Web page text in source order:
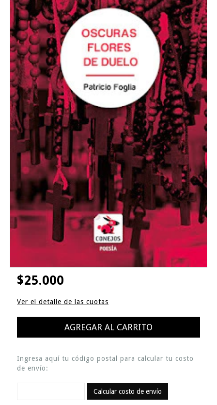
$25.000
Ver el detalle de las cuotas
Ingresa aquí tu código postal para calcular tu costo
de envío:
Calcular costo de envío